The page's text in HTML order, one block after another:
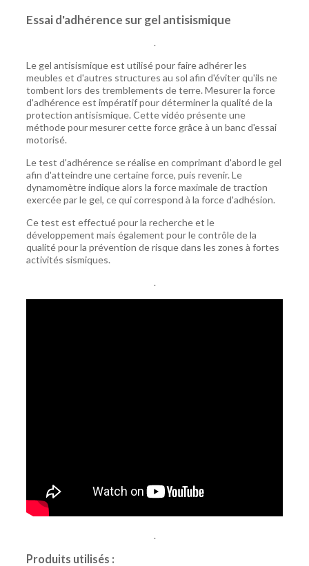
Essai d'adhérence sur gel antisismique
.
Le gel antisismique est utilisé pour faire adhérer les
meubles et d'autres structures au sol afin d'éviter qu'ils ne
tombent lors des tremblements de terre. Mesurer la force
d'adhérence est impératif pour déterminer la qualité de la
protection antisismique. Cette vidéo présente une
méthode pour mesurer cette force grâce à un banc d'essai
motorisé.
Le test d'adhérence se réalise en comprimant d'abord le gel
afin d'atteindre une certaine force, puis revenir. Le
dynamomètre indique alors la force maximale de traction
exercée par le gel, ce qui correspond à la force d'adhésion.
Ce test est effectué pour la recherche et le
développement mais également pour le contrôle de la
qualité pour la prévention de risque dans les zones à fortes
activités sismiques.
.
.
Produits utilisés :